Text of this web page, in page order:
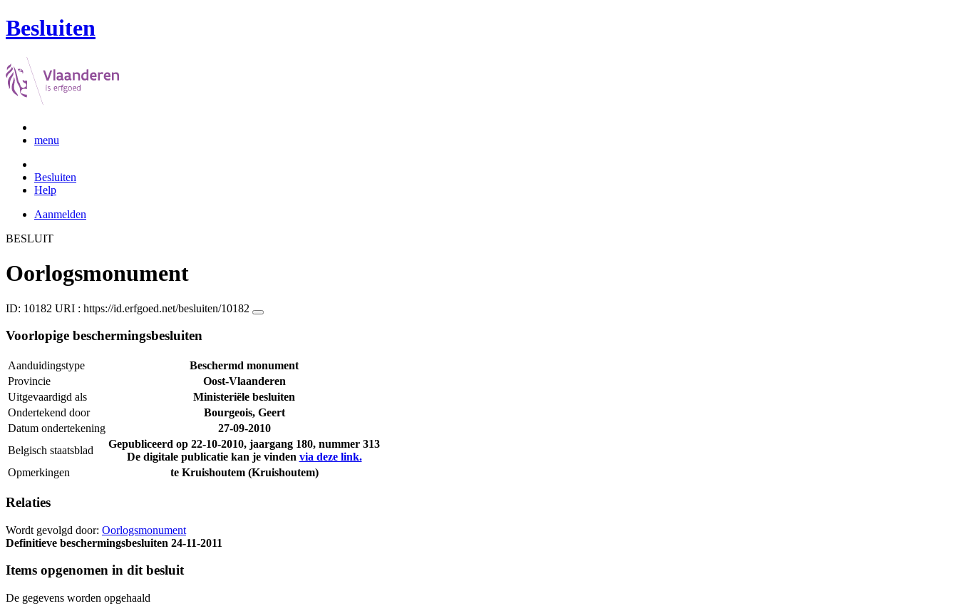
Besluiten
menu
Besluiten
Help
Aanmelden
BESLUIT
Oorlogsmonument
ID: 10182 URI : https://id.erfgoed.net/besluiten/10182
Voorlopige beschermingsbesluiten
Aanduidingstype
Beschermd monument
Provincie
Oost-Vlaanderen
Uitgevaardigd als
Ministeriële besluiten
Ondertekend door
Bourgeois, Geert
Datum ondertekening
27-09-2010
Belgisch staatsblad
Gepubliceerd op 22-10-2010, jaargang 180, nummer 313
De digitale publicatie kan je vinden via deze link.
Opmerkingen
te Kruishoutem (Kruishoutem)
Relaties
Wordt gevolgd door: Oorlogsmonument
Definitieve beschermingsbesluiten 24-11-2011
Items opgenomen in dit besluit
De gegevens worden opgehaald